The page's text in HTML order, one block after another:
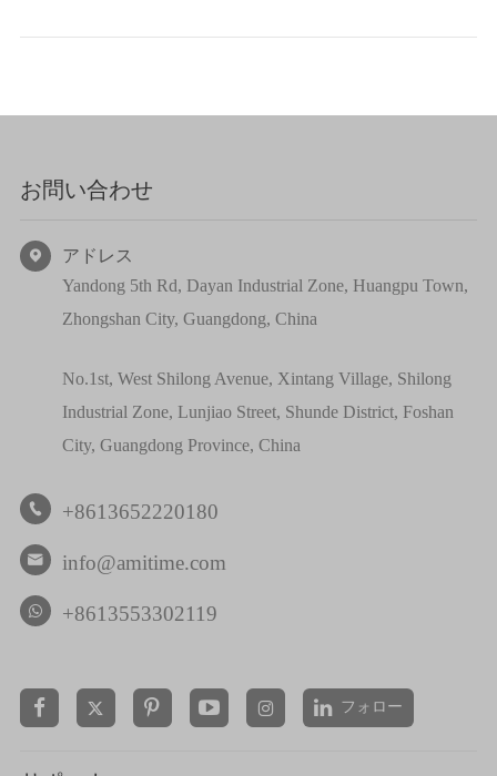
お問い合わせ

アドレス
Yandong 5th Rd, Dayan Industrial Zone, Huangpu Town,
Zhongshan City, Guangdong, China
No.1st, West Shilong Avenue, Xintang Village, Shilong
Industrial Zone, Lunjiao Street, Shunde District, Foshan
City, Guangdong Province, China
 +8613652220180
 info@amitime.com
+8613553302119
  フォロー